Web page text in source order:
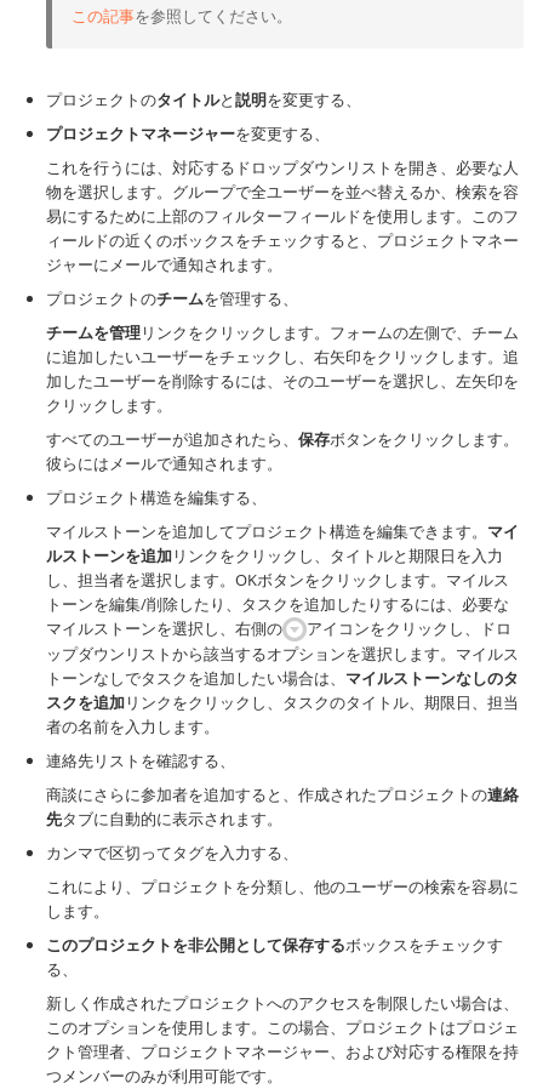
この記事を参照してください。
プロジェクトのタイトルと説明を変更する、
プロジェクトマネージャーを変更する、
これを行うには、対応するドロップダウンリストを開き、必要な人
物を選択します。グループで全ユーザーを並べ替えるか、検索を容
易にするために上部のフィルターフィールドを使用します。このフ
ィールドの近くのボックスをチェックすると、プロジェクトマネー
ジャーにメールで通知されます。
プロジェクトのチームを管理する、
チームを管理リンクをクリックします。フォームの左側で、チーム
に追加したいユーザーをチェックし、右矢印をクリックします。追
加したユーザーを削除するには、そのユーザーを選択し、左矢印を
クリックします。
すべてのユーザーが追加されたら、 保存ボタンをクリックします。
彼らにはメールで通知されます。
プロジェクト構造を編集する、
マイルストーンを追加してプロジェクト構造を編集できます。 マイ
ルストーンを追加リンクをクリックし、タイトルと期限日を入力
し、担当者を選択します。OKボタンをクリックします。マイルス
トーンを編集/削除したり、タスクを追加したりするには、必要な
マイルストーンを選択し、右側の
アイコンをクリックし、ドロ
ップダウンリストから該当するオプションを選択します。マイルス
トーンなしでタスクを追加したい場合は、 マイルストーンなしのタ
スクを追加リンクをクリックし、タスクのタイトル、期限日、担当
者の名前を入力します。
連絡先リストを確認する、
商談にさらに参加者を追加すると、作成されたプロジェクトの連絡
先タブに自動的に表示されます。
カンマで区切ってタグを入力する、
これにより、プロジェクトを分類し、他のユーザーの検索を容易に
します。
このプロジェクトを非公開として保存するボックスをチェックす
る、
新しく作成されたプロジェクトへのアクセスを制限したい場合は、
このオプションを使用します。この場合、プロジェクトはプロジェ
クト管理者、プロジェクトマネージャー、および対応する権限を持
つメンバーのみが利用可能です。